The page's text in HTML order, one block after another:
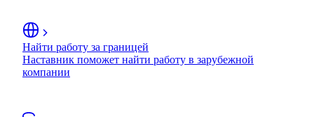
Найти работу за границей
Наставник поможет найти работу в зарубежной
компании